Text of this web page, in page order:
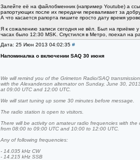
Залейте её на файлобменник (например Youtube) а
рапортующих после их передачи переваливает за
А что касается рапорта пишите просто дату время
Я к сожалению записи сегодня не вёл. Был на приёме
часах было 12:30 MSK. Спустился в Метро, поехал на
Дата: 25 Июн 2013 04:02:35 #
Напоминалка о включении SAQ 30 июня
We will remind you of the Grimeton Radio/SAQ
with the Alexanderson alternator on Sunday, June 30,
at 09:00 UTC and 12:00 UTC.
We will start tuning up some 30 minutes before message.
The radio station is open to visitors.
There will be activity on amateur radio frequencies with the
from 08:00 to 09:00 UTC and 10:00 to 12:00 UTC.
Any of following frequencies:
- 14.035 kHz CW
- 14.215 kHz SSB